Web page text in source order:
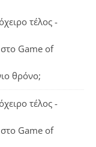
τέλος -
στο Game of
θρόνο;
τέλος -
στο Game of